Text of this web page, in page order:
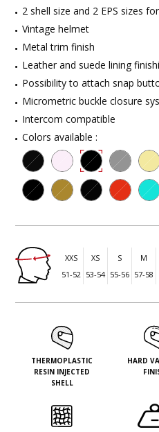
2 shell size and 2 EPS sizes
Vintage helmet
Metal trim finish
Leather and suede lining
Possibility to attach snap
Micrometric buckle closure
Intercom compatible
Colors available :
XXS
51-52
XS
53-54
S
55-56
M
57-58
THERMOPLASTIC
RESIN INJECTED
SHELL
HARD